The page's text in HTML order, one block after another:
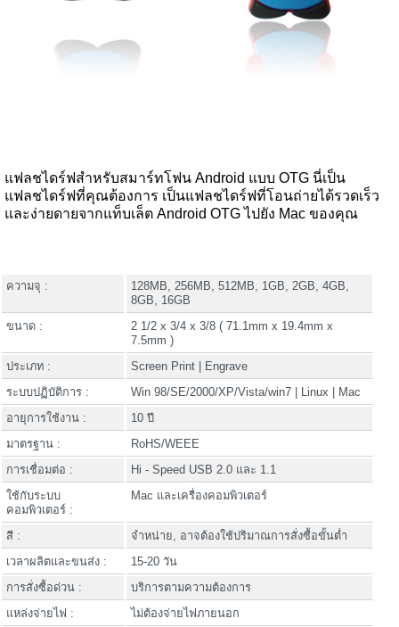
แฟลชไดร์ฟสำหรับสมาร์ทโฟน Android แบบ OTG นี่เป็น
แฟลชไดร์ฟที่คุณต้องการ เป็นแฟลชไดร์ฟที่โอนถ่ายได้รวดเร็ว
และง่ายดายจากแท็บเล็ต Android OTG ไปยัง Mac ของคุณ
ความจุ :
128MB, 256MB, 512MB, 1GB, 2GB, 4GB,
8GB, 16GB
ขนาด :
2 1/2 x 3/4 x 3/8 ( 71.1mm x 19.4mm x
7.5mm )
ประเภท :
Screen Print | Engrave
ระบบปฏิบัติการ :
Win 98/SE/2000/XP/Vista/win7 | Linux | Mac
อายุการใช้งาน :
10 ปี
มาตรฐาน :
RoHS/WEEE
การเชื่อมต่อ :
Hi - Speed USB 2.0 และ 1.1
ใช้กับระบบ
คอมพิวเตอร์ :
Mac และเครื่องคอมพิวเตอร์
สี :
จำหน่าย, อาจต้องใช้ปริมาณการสั่งซื้อขั้นต่ำ
เวลาผลิตและขนส่ง :
15-20 วัน
การสั่งซื้อด่วน :
บริการตามความต้องการ
แหล่งจ่ายไฟ :
ไม่ต้องจ่ายไฟภายนอก